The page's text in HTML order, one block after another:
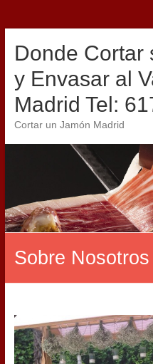
Donde Cortar
y Envasar al
Madrid Tel:
Cortar un Jamón Madrid
Sobre Nosotros